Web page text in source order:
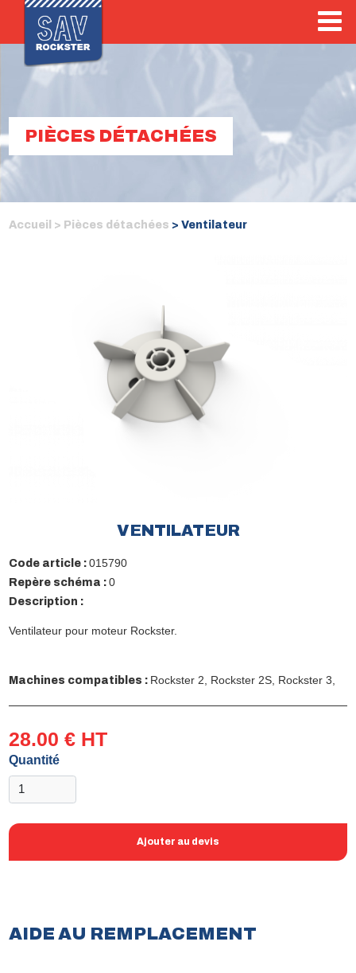
PIÈCES DÉTACHÉES
Accueil > Pièces détachées > Ventilateur
VENTILATEUR
Code article :015790
Repère schéma :0
Description :
Ventilateur pour moteur Rockster.
Machines compatibles : Rockster 2, Rockster 2S, Rockster 3,
28.00 € HT
Quantité
Ajouter au devis
AIDE AU REMPLACEMENT